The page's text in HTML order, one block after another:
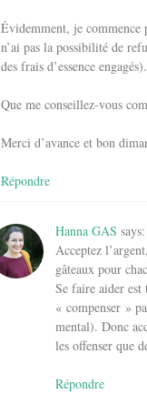
Évidemment, je commence
n’ai pas la possibilité de
des frais d’essence engagés).
Que me conseillez-vous
Merci d’avance et bon
Répondre
Hanna GAS says:
Acceptez
gâteaux pour
Se faire aider est
« compenser »
mental). Donc
les offenser que
Répondre